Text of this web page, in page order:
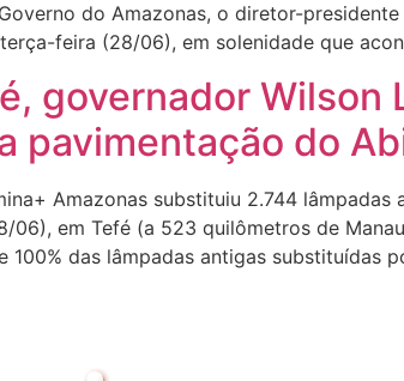
do Amazonas, o diretor-
feira (28/06), em solenidade que
governador Wilson
pavimentação do
Amazonas substituiu 2.744
06), em Tefé (a 523 quilômetros de
100% das lâmpadas antigas substituídas